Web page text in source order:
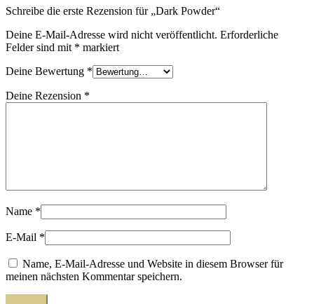
Schreibe die erste Rezension für „Dark Powder“
Deine E-Mail-Adresse wird nicht veröffentlicht. Erforderliche
Felder sind mit * markiert
Deine Bewertung *
Deine Rezension *
Name *
E-Mail *
Name, E-Mail-Adresse und Website in diesem Browser für
meinen nächsten Kommentar speichern.